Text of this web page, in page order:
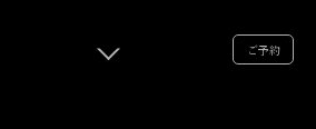
ご予約